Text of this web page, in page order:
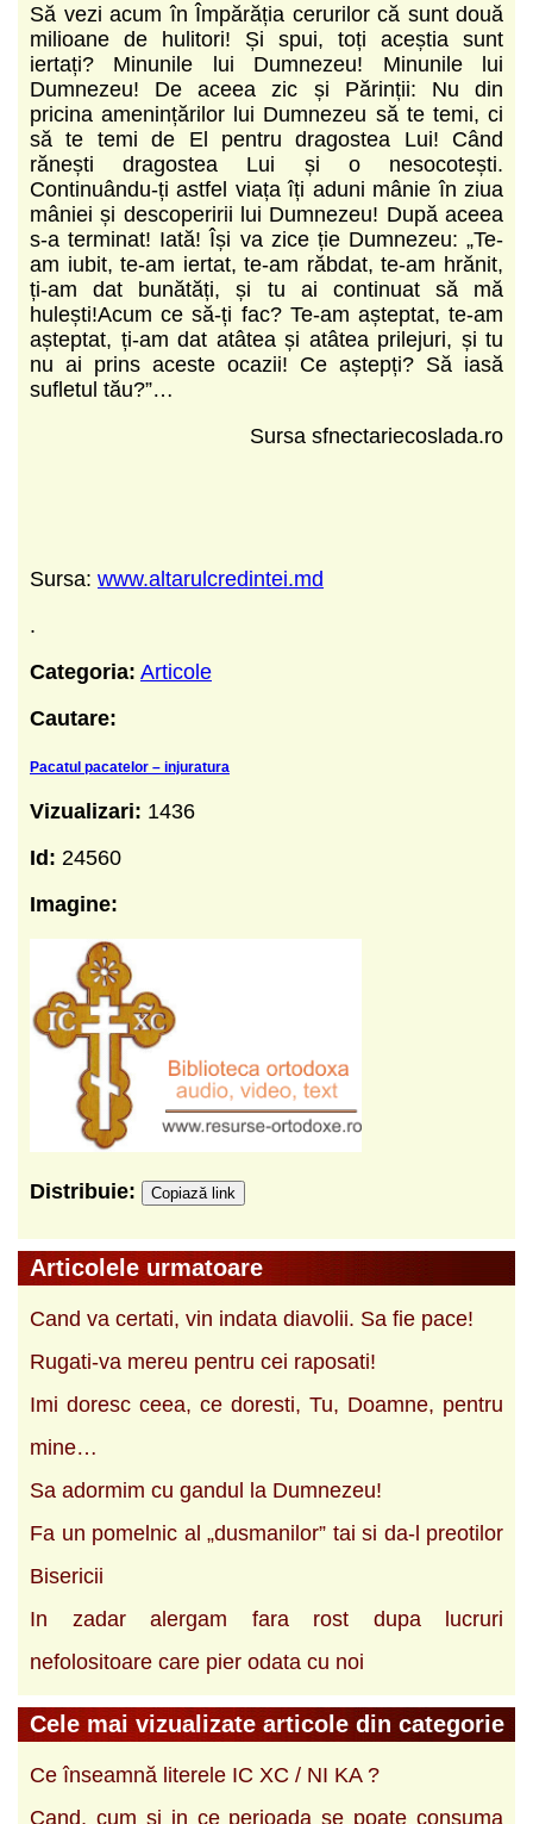
Să vezi acum în Împărăția cerurilor că sunt două
milioane de hulitori! Și spui, toți aceștia sunt
iertați? Minunile lui Dumnezeu! Minunile lui
Dumnezeu! De aceea zic și Părinții: Nu din
pricina amenințărilor lui Dumnezeu să te temi, ci
să te temi de El pentru dragostea Lui! Când
rănești dragostea Lui și o nesocotești.
Continuându-ți astfel viața îți aduni mânie în ziua
mâniei și descoperirii lui Dumnezeu! După aceea
s-a terminat! Iată! Își va zice ție Dumnezeu: „Te-
am iubit, te-am iertat, te-am răbdat, te-am hrănit,
ți-am dat bunătăți, și tu ai continuat să mă
hulești!Acum ce să-ți fac? Te-am așteptat, te-am
așteptat, ți-am dat atâtea și atâtea prilejuri, și tu
nu ai prins aceste ocazii! Ce aștepți? Să iasă
sufletul tău?”…
Sursa sfnectariecoslada.ro
Sursa: www.altarulcredintei.md
.
Categoria: Articole
Cautare:
Pacatul pacatelor – injuratura
Vizualizari: 1436
Id: 24560
Imagine:
Distribuie: Copiază link
Articolele urmatoare
Cand va certati, vin indata diavolii. Sa fie pace!
Rugati-va mereu pentru cei raposati!
Imi doresc ceea, ce doresti, Tu, Doamne, pentru
mine…
Sa adormim cu gandul la Dumnezeu!
Fa un pomelnic al „dusmanilor” tai si da-l preotilor
Bisericii
In zadar alergam fara rost dupa lucruri
nefolositoare care pier odata cu noi
Cele mai vizualizate articole din categorie
Ce înseamnă literele IC XC / NI KA ?
Cand, cum si in ce perioada se poate consuma